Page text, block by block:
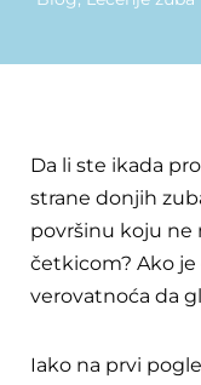
Da li ste ikada
strane donjih
površinu koju
četkicom? Ako
verovatnoća da
Iako na prvi